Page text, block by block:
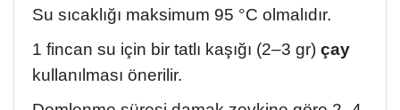
May God bless them all.
Su sıcaklığı maksimum 95 °C olmalıdır.
1 fincan su için bir tatlı kaşığı (2–3 gr) çay
kullanılması önerilir.